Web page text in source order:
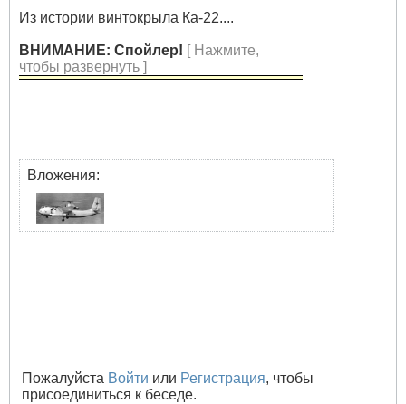
Из истории винтокрыла Ка-22....
ВНИМАНИЕ: Спойлер! [ Нажмите,
чтобы развернуть ]
Вложения:
Пожалуйста Войти или Регистрация, чтобы
присоединиться к беседе.